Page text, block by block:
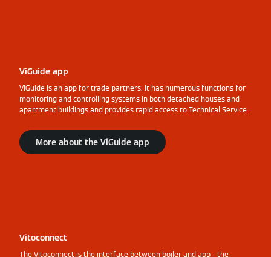
ViGuide app
ViGuide is an app for trade partners. It has numerous functions for
monitoring and controlling systems in both detached houses and
apartment buildings and provides rapid access to Technical Service.
More about the ViGuide app
Vitoconnect
The Vitoconnect is the interface between boiler and app – the